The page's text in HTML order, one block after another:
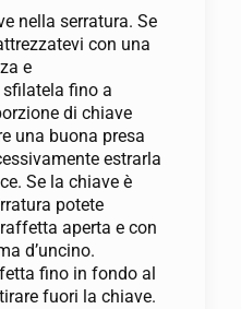
nella serratura. Se
con una
e
fino a
di chiave
una buona presa
estrarla
Se la chiave è
potete
aperta e con
d’uncino.
fino in fondo al
fuori la chiave.